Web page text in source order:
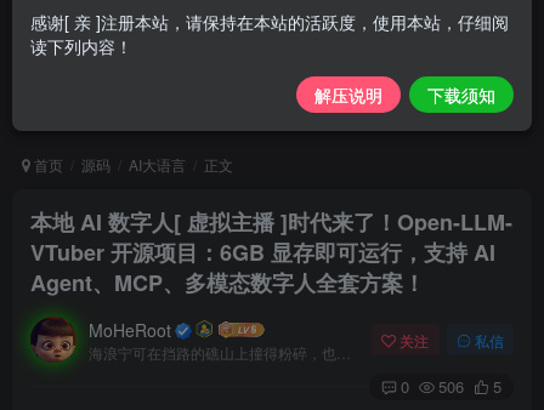
首页 源码 AI大语言 正文
本地 AI 数字人[ 虚拟主播 ]时代来了！Open-LLM-
VTuber 开源项目：6GB 显存即可运行，支持 AI
Agent、MCP、多模态数字人全套方案！
MoHeRoot 关注 私信
0 506 5
感谢[ 亲 ]注册本站，请保持在本站的活跃度，使用本站，仔细阅
读下列内容！
解压说明 下载须知